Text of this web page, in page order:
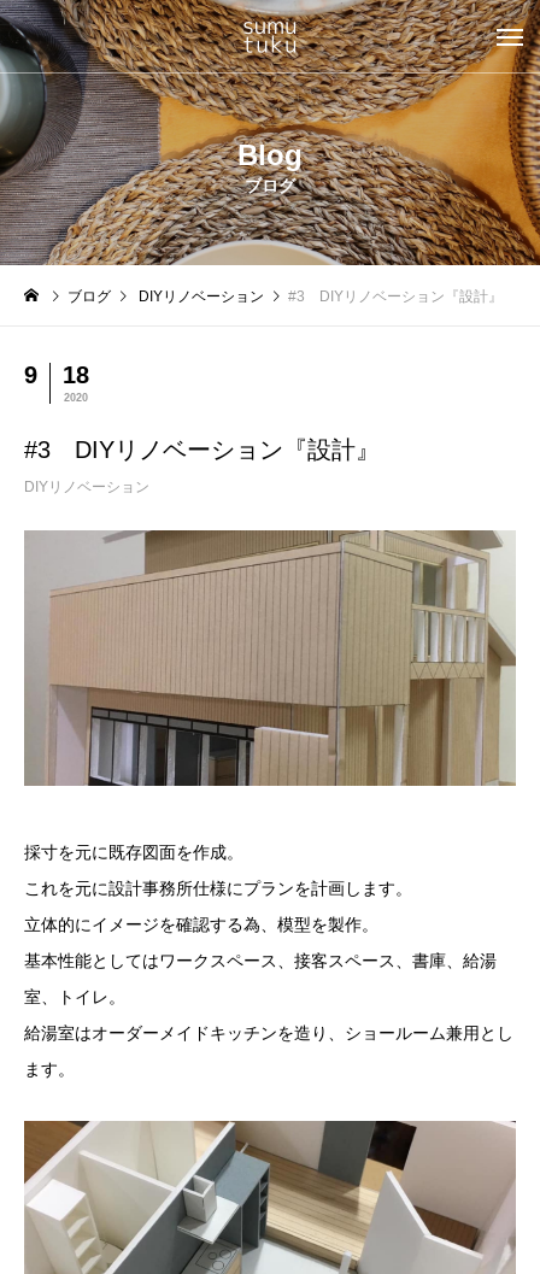
Blog
ブログ
ブログ DIYリノベーション #3 DIYリノベーション『設計』
9 18
2020
#3 DIYリノベーション『設計』
DIYリノベーション
採寸を元に既存図面を作成。
これを元に設計事務所仕様にプランを計画します。
立体的にイメージを確認する為、模型を製作。
基本性能としてはワークスペース、接客スペース、書庫、給湯
室、トイレ。
給湯室はオーダーメイドキッチンを造り、ショールーム兼用とし
ます。